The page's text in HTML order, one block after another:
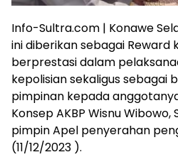
Info-Sultra.com | Konawe
ini diberikan sebagai Reward
berprestasi dalam
kepolisian sekaligus sebagai
pimpinan kepada
Konsep AKBP Wisnu Wibowo,
pimpin Apel penyerahan
(11/12/2023 ).